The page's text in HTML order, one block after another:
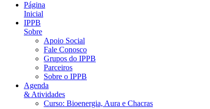
Página
Inicial
IPPB
Sobre
Apoio Social
Fale Conosco
Grupos do IPPB
Parceiros
Sobre o IPPB
Agenda
& Atividades
Curso: Bioenergia, Aura e Chacras